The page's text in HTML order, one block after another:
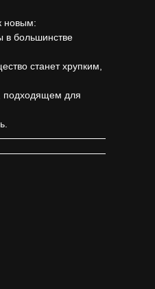
новым:
в большинстве
станет хрупким,
подходящем для